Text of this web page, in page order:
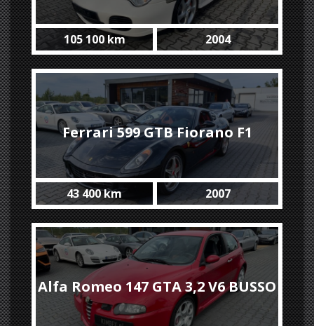
'2005 #SOLD
105 100 km 2004
Ferrari 599 GTB Fiorano F1
Carbon+HGTE Pack / only 43400
43 400 km 2007
Alfa Romeo 147 GTA 3,2 V6 BUSSO